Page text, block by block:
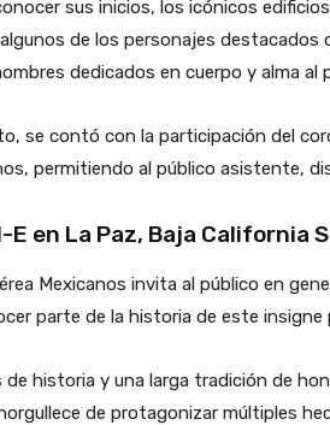
sus inicios, los icónicos
de los personajes
dedicados en cuerpo y alma al
se contó con la participación del
permitiendo al público asistente,
E en La Paz, Baja California
Mexicanos invita al público en
parte de la historia de este insigne
historia y una larga tradición de
de protagonizar múltiples